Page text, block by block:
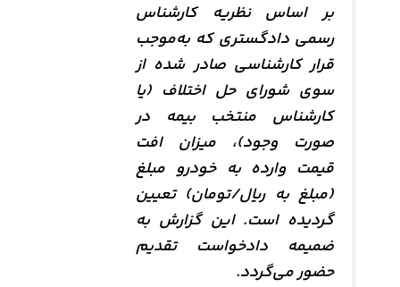
بر اساس نظریه کارشناس
رسمی دادگستری که به‌موجب
قرار کارشناسی صادر شده از
سوی شورای حل اختلاف (یا
کارشناس منتخب بیمه در
صورت وجود)، میزان افت
قیمت وارده به خودرو مبلغ
(مبلغ به ریال/تومان) تعیین
گردیده است. این گزارش به
ضمیمه دادخواست تقدیم
حضور می‌گردد.